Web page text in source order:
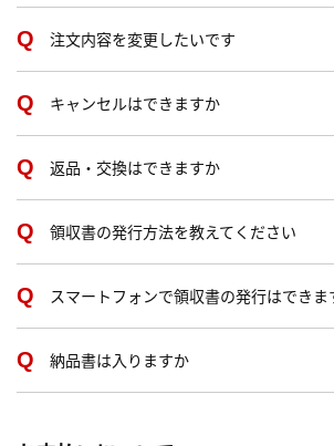
注文内容を変更したいです
キャンセルはできますか
返品・交換はできますか
領収書の発行方法を教えてください
スマートフォンで領収書の発行はできま
納品書は入りますか